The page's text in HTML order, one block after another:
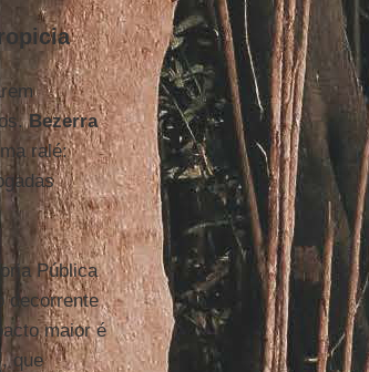
Bezerra
ralé:
Pública
decorrente
maior é
que